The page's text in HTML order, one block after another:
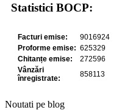
Statistici BOCP:
Noutati pe blog